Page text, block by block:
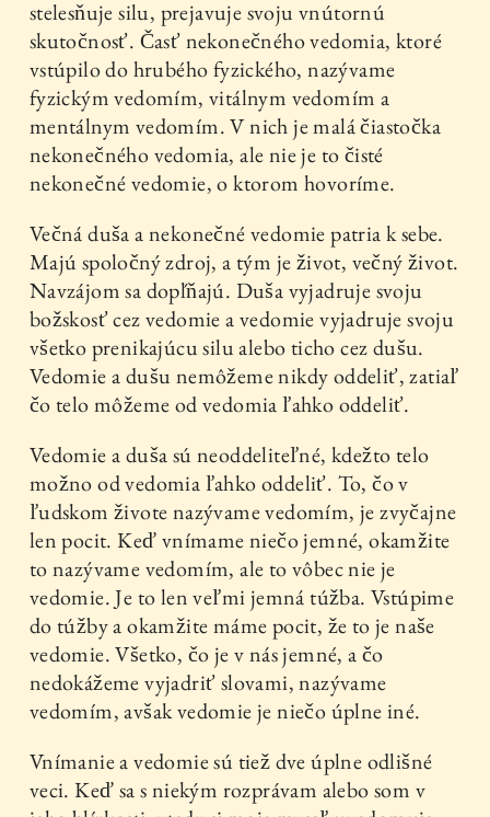
stelesňuje silu, prejavuje svoju vnútornú
skutočnosť. Časť nekonečného vedomia, ktoré
vstúpilo do hrubého fyzického, nazývame
fyzickým vedomím, vitálnym vedomím a
mentálnym vedomím. V nich je malá čiastočka
nekonečného vedomia, ale nie je to čisté
nekonečné vedomie, o ktorom hovoríme.
Večná duša a nekonečné vedomie patria k sebe.
Majú spoločný zdroj, a tým je život, večný život.
Navzájom sa dopĺňajú. Duša vyjadruje svoju
božskosť cez vedomie a vedomie vyjadruje svoju
všetko prenikajúcu silu alebo ticho cez dušu.
Vedomie a dušu nemôžeme nikdy oddeliť, zatiaľ
čo telo môžeme od vedomia ľahko oddeliť.
Vedomie a duša sú neoddeliteľné, kdežto telo
možno od vedomia ľahko oddeliť. To, čo v
ľudskom živote nazývame vedomím, je zvyčajne
len pocit. Keď vnímame niečo jemné, okamžite
to nazývame vedomím, ale to vôbec nie je
vedomie. Je to len veľmi jemná túžba. Vstúpime
do túžby a okamžite máme pocit, že to je naše
vedomie. Všetko, čo je v nás jemné, a čo
nedokážeme vyjadriť slovami, nazývame
vedomím, avšak vedomie je niečo úplne iné.
Vnímanie a vedomie sú tiež dve úplne odlišné
veci. Keď sa s niekým rozprávam alebo som v